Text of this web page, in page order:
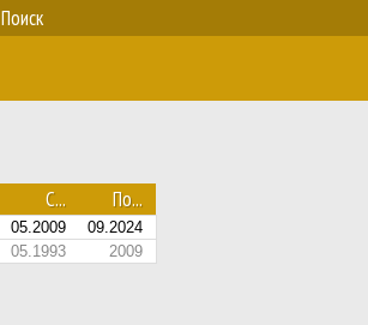
Поиск
С... По...
05.2009 09.2024
05.1993 2009